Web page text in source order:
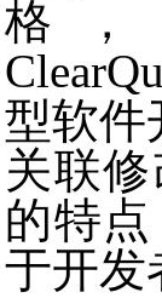
格
型软件
关联
的特
于开发